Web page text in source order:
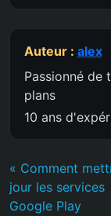
Auteur : alex
Passionné de
plans
10 ans
« Comment
jour les services
Google Play